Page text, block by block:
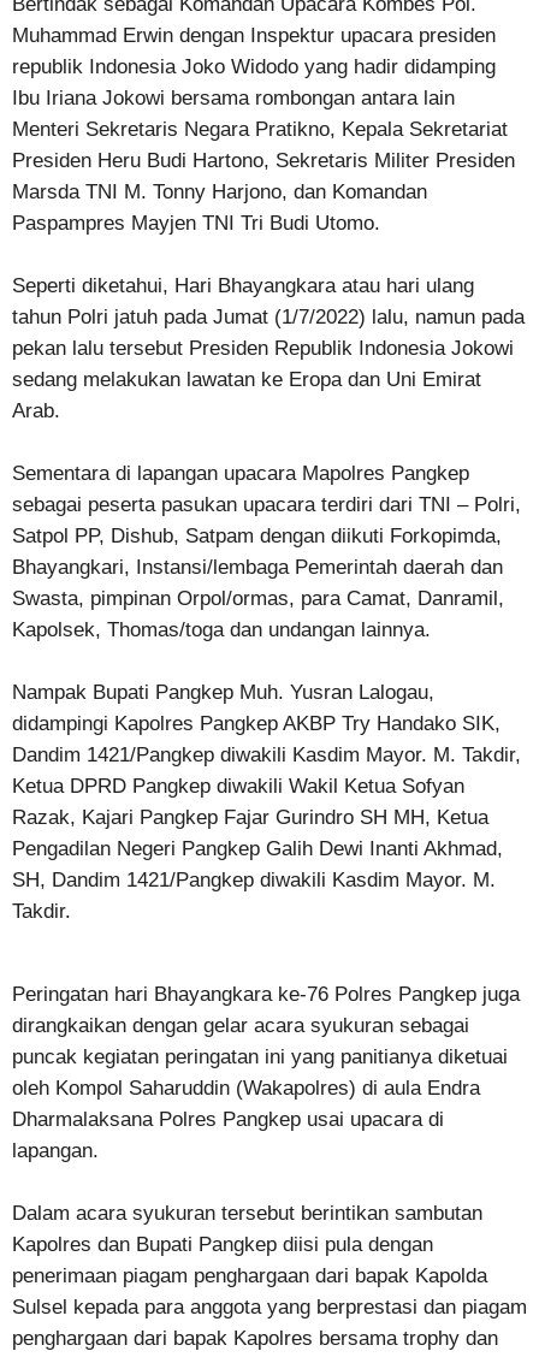
Muhammad Erwin dengan Inspektur upacara presiden
republik Indonesia Joko Widodo yang hadir didamping
Ibu Iriana Jokowi bersama rombongan antara lain
Menteri Sekretaris Negara Pratikno, Kepala Sekretariat
Presiden Heru Budi Hartono, Sekretaris Militer Presiden
Marsda TNI M. Tonny Harjono, dan Komandan
Paspampres Mayjen TNI Tri Budi Utomo.
Seperti diketahui, Hari Bhayangkara atau hari ulang
tahun Polri jatuh pada Jumat (1/7/2022) lalu, namun pada
pekan lalu tersebut Presiden Republik Indonesia Jokowi
sedang melakukan lawatan ke Eropa dan Uni Emirat
Arab.
Sementara di lapangan upacara Mapolres Pangkep
sebagai peserta pasukan upacara terdiri dari TNI – Polri,
Satpol PP, Dishub, Satpam dengan diikuti Forkopimda,
Bhayangkari, Instansi/lembaga Pemerintah daerah dan
Swasta, pimpinan Orpol/ormas, para Camat, Danramil,
Kapolsek, Thomas/toga dan undangan lainnya.
Nampak Bupati Pangkep Muh. Yusran Lalogau,
didampingi Kapolres Pangkep AKBP Try Handako SIK,
Dandim 1421/Pangkep diwakili Kasdim Mayor. M. Takdir,
Ketua DPRD Pangkep diwakili Wakil Ketua Sofyan
Razak, Kajari Pangkep Fajar Gurindro SH MH, Ketua
Pengadilan Negeri Pangkep Galih Dewi Inanti Akhmad,
SH, Dandim 1421/Pangkep diwakili Kasdim Mayor. M.
Takdir.
Peringatan hari Bhayangkara ke-76 Polres Pangkep juga
dirangkaikan dengan gelar acara syukuran sebagai
puncak kegiatan peringatan ini yang panitianya diketuai
oleh Kompol Saharuddin (Wakapolres) di aula Endra
Dharmalaksana Polres Pangkep usai upacara di
lapangan.
Dalam acara syukuran tersebut berintikan sambutan
Kapolres dan Bupati Pangkep diisi pula dengan
penerimaan piagam penghargaan dari bapak Kapolda
Sulsel kepada para anggota yang berprestasi dan piagam
penghargaan dari bapak Kapolres bersama trophy dan